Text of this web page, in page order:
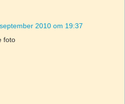
2010 om 19:37
foto